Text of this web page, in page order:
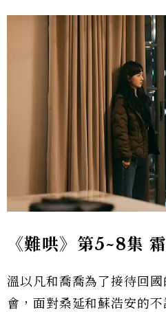
《難哄》第5~8集
溫以凡和喬喬為了接待回
會，面對桑延和蘇浩安的